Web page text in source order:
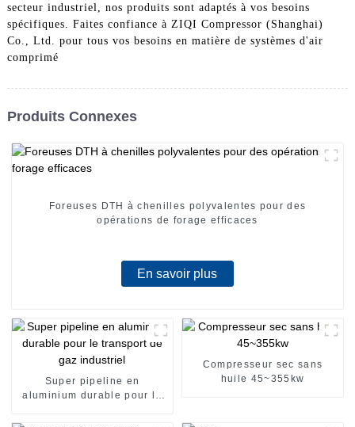
secteur industriel, nos produits sont adaptés à vos besoins
spécifiques. Faites confiance à ZIQI Compressor (Shanghai)
Co., Ltd. pour tous vos besoins en matière de systèmes d'air
comprimé
Produits Connexes
Foreuses DTH à chenilles polyvalentes pour des
opérations de forage efficaces
En savoir plus
Super pipeline en
aluminium durable pour le
Compresseur sec sans
huile 45~355kw